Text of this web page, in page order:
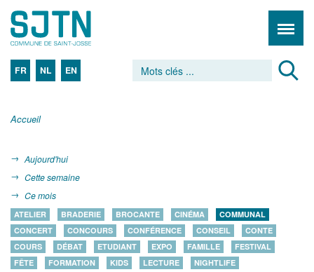
FR NL EN
Accueil
Aujourd'hui
Cette semaine
Ce mois
ATELIER BRADERIE BROCANTE CINÉMA
COMMUNAL
CONCERT
CONCOURS CONFÉRENCE CONSEIL
CONTE
COURS
DÉBAT ETUDIANT EXPO FAMILLE
FESTIVAL
FÊTE
FORMATION KIDS LECTURE
NIGHTLIFE